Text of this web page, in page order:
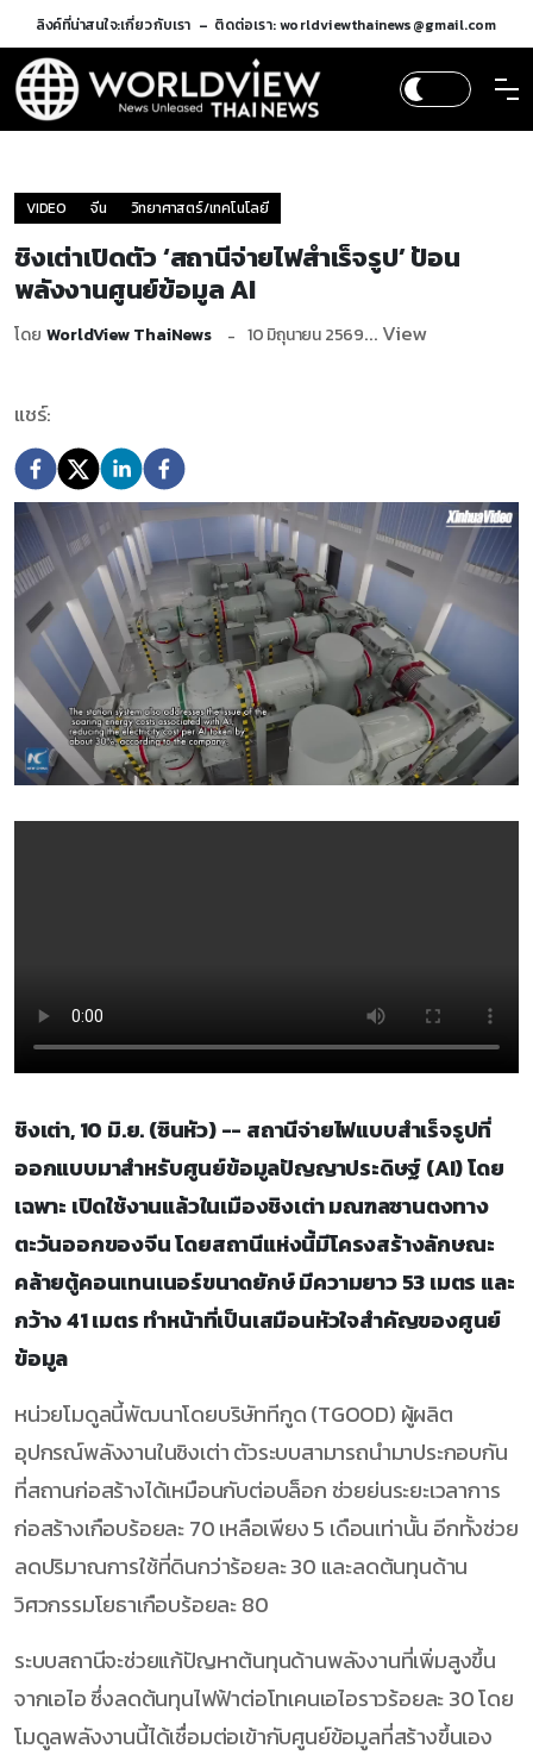
ลิงค์ที่น่าสนใจ:เกี่ยวกับเรา ติดต่อเรา: worldviewthainews@gmail.com
VIDEO จีน วิทยาศาสตร์/เทคโนโลยี
ชิงเต่าเปิดตัว ‘สถานีจ่ายไฟสำเร็จรูป’ ป้อน
พลังงานศูนย์ข้อมูล AI
โดย WorldView ThaiNews 10 มิถุนายน 2569... View
แชร์:
ชิงเต่า, 10 มิ.ย. (ซินหัว) -- สถานีจ่ายไฟแบบสำเร็จรูปที่
ออกแบบมาสำหรับศูนย์ข้อมูลปัญญาประดิษฐ์ (AI) โดย
เฉพาะ เปิดใช้งานแล้วในเมืองชิงเต่า มณฑลซานตงทาง
ตะวันออกของจีน โดยสถานีแห่งนี้มีโครงสร้างลักษณะ
คล้ายตู้คอนเทนเนอร์ขนาดยักษ์ มีความยาว 53 เมตร และ
กว้าง 41 เมตร ทำหน้าที่เป็นเสมือนหัวใจสำคัญของศูนย์
ข้อมูล
หน่วยโมดูลนี้พัฒนาโดยบริษัททีกูด (TGOOD) ผู้ผลิต
อุปกรณ์พลังงานในชิงเต่า ตัวระบบสามารถนำมาประกอบกัน
ที่สถานก่อสร้างได้เหมือนกับต่อบล็อก ช่วยย่นระยะเวลาการ
ก่อสร้างเกือบร้อยละ 70 เหลือเพียง 5 เดือนเท่านั้น อีกทั้งช่วย
ลดปริมาณการใช้ที่ดินกว่าร้อยละ 30 และลดต้นทุนด้าน
วิศวกรรมโยธาเกือบร้อยละ 80
ระบบสถานีจะช่วยแก้ปัญหาต้นทุนด้านพลังงานที่เพิ่มสูงขึ้น
จากเอไอ ซึ่งลดต้นทุนไฟฟ้าต่อโทเคนเอไอราวร้อยละ 30 โดย
โมดูลพลังงานนี้ได้เชื่อมต่อเข้ากับศูนย์ข้อมูลที่สร้างขึ้นเอง